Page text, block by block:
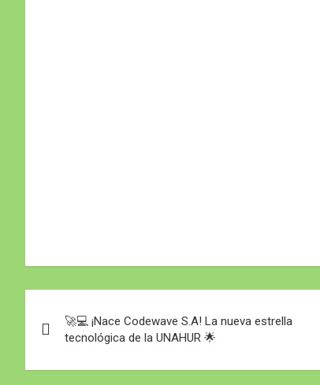
de
entradas
🚀💻 ¡Nace Codewave S.A! La nueva estrella
tecnológica de la UNAHUR 🌟